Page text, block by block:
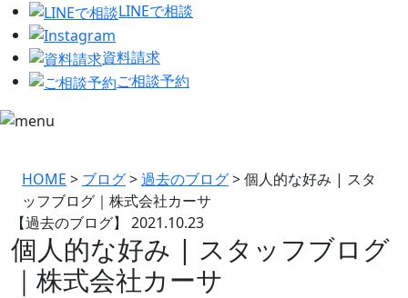
LINEで相談
資料請求
ご相談予約
HOME > ブログ>過去のブログ>個人的な好み | スタ
ッフブログ｜株式会社カーサ
【過去のブログ】 2021.10.23
個人的な好み | スタッフブログ
｜株式会社カーサ